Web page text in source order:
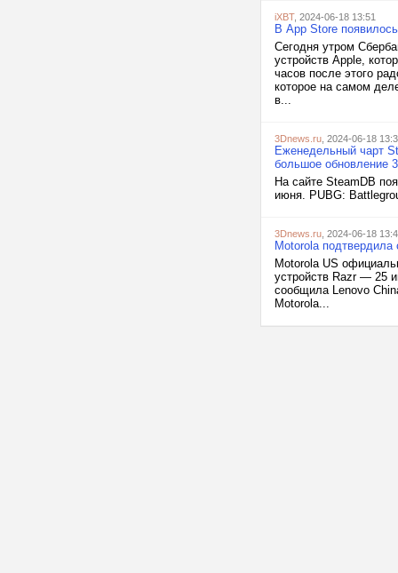
iXBT, 2024-06-18 13:51
В App Store
Сегодня утром
устройств Apple,
часов после этого
которое на самом
в...
3Dnews.ru , 2024-06-18
Еженедельный чарт
большое обновление
На сайте SteamDB
июня. PUBG:
3Dnews.ru , 2024-06-18
Motorola
Motorola US
устройств Razr — 25
сообщила Lenovo
Motorola...